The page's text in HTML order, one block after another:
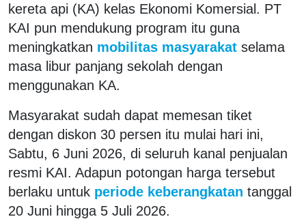
kereta api (KA) kelas Ekonomi Komersial. PT
KAI pun mendukung program itu guna
meningkatkan mobilitas masyarakat selama
masa libur panjang sekolah dengan
menggunakan KA.
Masyarakat sudah dapat memesan tiket
dengan diskon 30 persen itu mulai hari ini,
Sabtu, 6 Juni 2026, di seluruh kanal penjualan
resmi KAI. Adapun potongan harga tersebut
berlaku untuk periode keberangkatan tanggal
20 Juni hingga 5 Juli 2026.